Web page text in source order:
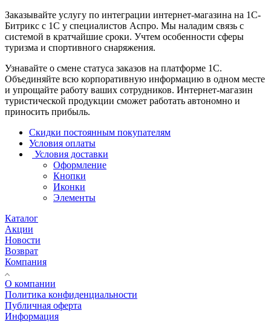
Заказывайте услугу по интеграции интернет-магазина на 1С-
Битрикс с 1С у специалистов Аспро. Мы наладим связь с
системой в кратчайшие сроки. Учтем особенности сферы
туризма и спортивного снаряжения.
Узнавайте о смене статуса заказов на платформе 1С.
Объединяйте всю корпоративную информацию в одном месте
и упрощайте работу ваших сотрудников. Интернет-магазин
туристической продукции сможет работать автономно и
приносить прибыль.
Скидки постоянным покупателям
Условия оплаты
Условия доставки
Оформление
Кнопки
Иконки
Элементы
Каталог
Акции
Новости
Возврат
Компания
О компании
Политика конфиденциальности
Публичная оферта
Информация